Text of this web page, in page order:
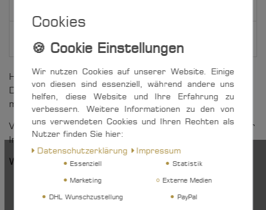
Hersteller
Hochwertiger Gleitlager-Block für 4 mm Draht oder
Dyneema, mit Edelstahl-Seitenteilen und Hohlachse
mit herausnehmbarem Bolzen und Splentring.
Vielfältig einsetzbar im Wassersport, aber auch in der
Industrie sowie im DIY-Bereich.
Weitere Vorteile auf einen Blick:
Seilrolle aus Messing, vernickelt
keine scharfen Grate am Nietkopf dank
Cookies
Wir nutzen Cookies auf unserer Website. Einige
von diesen sind essenziell, während andere uns
helfen, diese Website und Ihre Erfahrung zu
verbessern. Weitere Informationen zu den von
uns verwendeten Cookies und Ihren Rechten als
Nutzer finden Sie hier:
Daten­schutz­erklärung
Impressum
Essenziell
Statistik
Marketing
Externe Medien
DHL Wunschzustellung
PayPal